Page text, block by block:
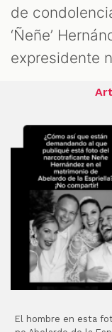
de
‘Ñeñe’
expresidente
El hombre en esta